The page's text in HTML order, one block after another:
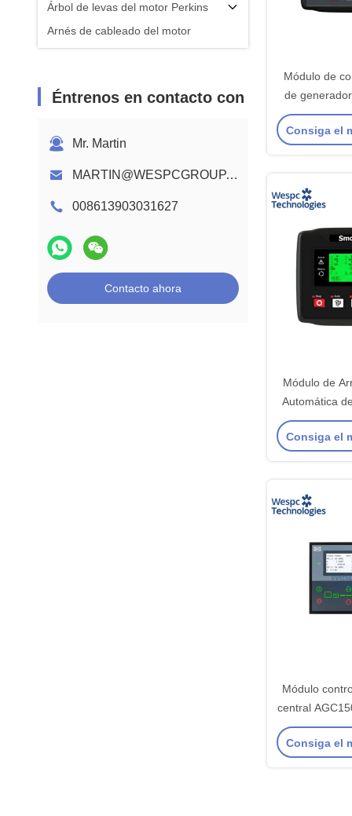
Árbol de levas del motor Perkins
Arnés de cableado del motor
Éntrenos en contacto con
Mr. Martin
MARTIN@WESPCGROUP.COM
008613903031627
Contacto ahora
Módulo de
de
HGM6120N
Consiga el
Módulo de
Automática
Torre de
Original
Consiga el
Módulo
central
para trabajo
Consiga el